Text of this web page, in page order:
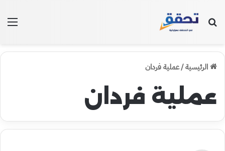
بحث عن
الرئيسية/عملية فردان
عملية فردان